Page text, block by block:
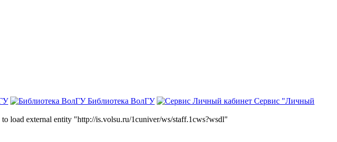
Библиотека ВолГУ
Сервис "Личный
load external entity "http://is.volsu.ru/1cuniver/ws/staff.1cws?wsdl"